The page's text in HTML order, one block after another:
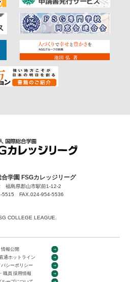
お待ちし
学園 FSGカレッジリーグ
福島県郡山市駅前1-12-2
5515 FAX.024-954-5536
COLLEGE LEAGUE.
情報公開
通ホットライン
バシーポリシー
職員 採用情報